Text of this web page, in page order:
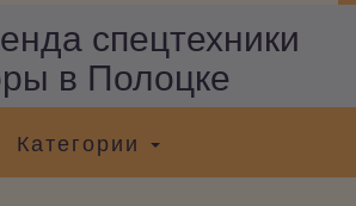
спецтехники
в Полоцке
Категории